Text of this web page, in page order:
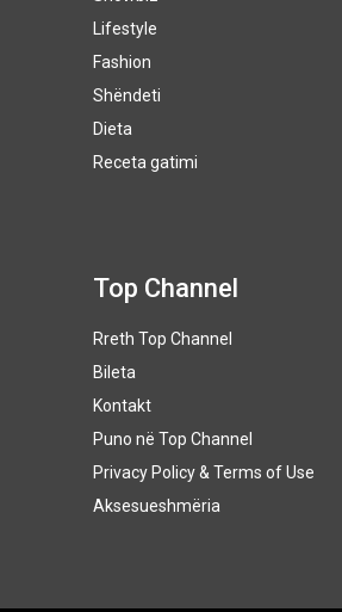
Lifestyle
Fashion
Shëndeti
Dieta
Receta gatimi
Top Channel
Rreth Top Channel
Bileta
Kontakt
Puno në Top Channel
Privacy Policy & Terms of Use
Aksesueshmëria